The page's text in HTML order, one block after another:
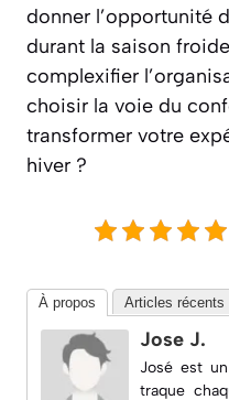
donner l’opportunité
durant la saison
complexifier
choisir la voie du
transformer votre
hiver ?
À propos Articles récents
Jose J.
José est
traque